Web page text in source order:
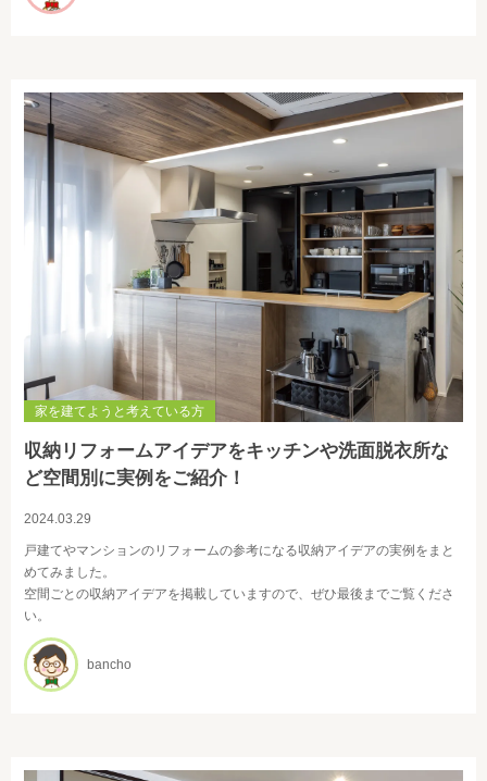
家を建てようと考えている方
収納リフォームアイデアをキッチンや洗面脱衣所な
ど空間別に実例をご紹介！
2024.03.29
戸建てやマンションのリフォームの参考になる収納アイデアの実例をまと
めてみました。
空間ごとの収納アイデアを掲載していますので、ぜひ最後までご覧くださ
い。
bancho